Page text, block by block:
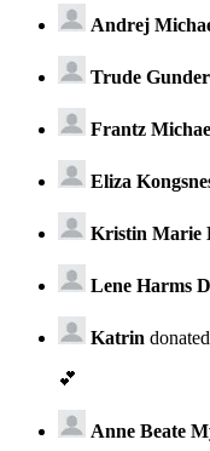
Andrej
Trude
Frantz
Eliza
Kristin Marie
Lene Harms
Katrin donated
💕
Anne Beate